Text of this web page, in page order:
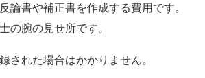
論書や補正書を作成する費用です。
の腕の見せ所です。
された場合はかかりません。